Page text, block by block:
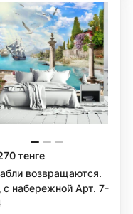
тенге
возвращаются.
с набережной Арт. 7-